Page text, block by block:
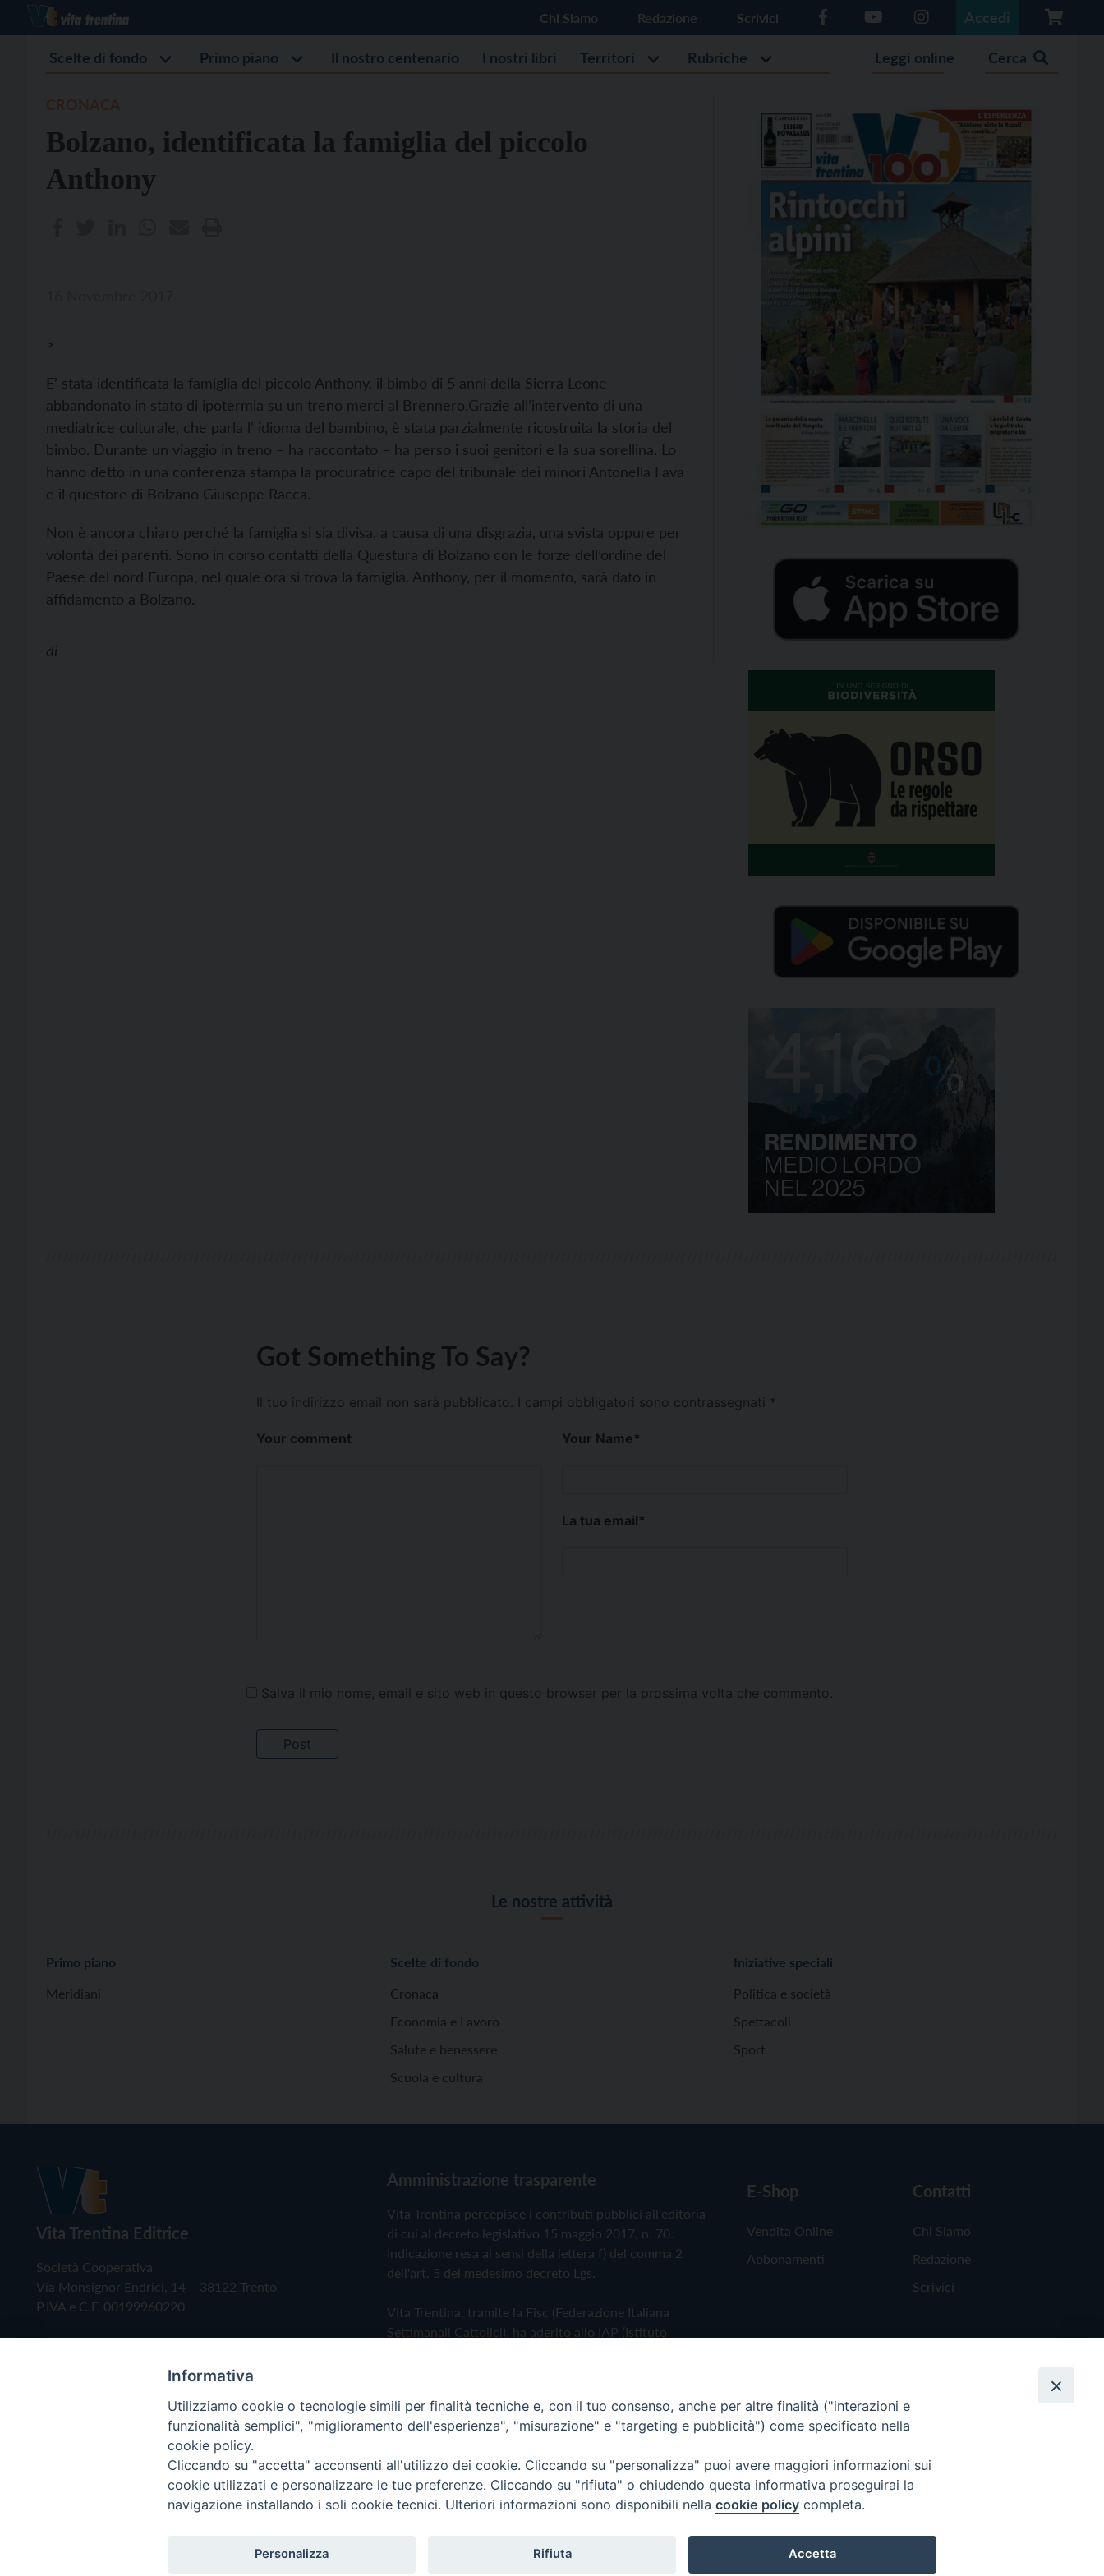
Chi Siamo Redazione Scrivici Accedi
Scelte di fondo Primo piano Il nostro centenario I nostri libri Territori Rubriche Leggi online Cerca
Bolzano, identificata la famiglia del piccolo
Anthony
>
E’ stata identificata la famiglia del piccolo Anthony, il bimbo di 5 anni della Sierra Leone
abbandonato in stato di ipotermia su un treno merci al Brennero.Grazie all’intervento di una
mediatrice culturale, che parla l’ idioma del bambino, è stata parzialmente ricostruita la storia del
bimbo. Durante un viaggio in treno – ha raccontato – ha perso i suoi genitori e la sua sorellina. Lo
hanno detto in una conferenza stampa la procuratrice capo del tribunale dei minori Antonella Fava
e il questore di Bolzano Giuseppe Racca.
Non è ancora chiaro perché la famiglia si sia divisa, a causa di una disgrazia, una svista oppure per
volontà dei parenti. Sono in corso contatti della Questura di Bolzano con le forze dell’ordine del
Paese del nord Europa, nel quale ora si trova la famiglia. Anthony, per il momento, sarà dato in
affidamento a Bolzano.
di
Got Something To Say?
Il tuo indirizzo email non sarà pubblicato. I campi obbligatori sono contrassegnati *
Your comment Your Name*
La tua email*
Salva il mio nome, email e sito web in questo browser per la prossima volta che commento.
Le nostre attività
Primo piano
Meridiani
Scelte di fondo
Cronaca
Economia e Lavoro
Salute e benessere
Scuola e cultura
Iniziative speciali
Politica e società
Spettacoli
Sport
Vita Trentina Editrice
Società Cooperativa
Via Monsignor Endrici, 14 – 38122 Trento
P.IVA e C.F. 00199960220
Amministrazione trasparente
Vita Trentina percepisce i contributi pubblici all'editoria
di cui al decreto legislativo 15 maggio 2017, n. 70.
Indicazione resa ai sensi della lettera f) del comma 2
dell'art. 5 del medesimo decreto Lgs.
Vita Trentina, tramite la Fisc (Federazione Italiana
Settimanali Cattolici), ha aderito allo IAP (Istituto
Privacy Policy Cookie Policy
E-Shop
Vendita Online
Abbonamenti
Contatti
Chi Siamo
Redazione
Scrivici
Copyright © 2019 - Tutti i diritti riservati - Vita Trentina Editrice
Informativa
Utilizziamo cookie o tecnologie simili per finalità tecniche e, con il tuo consenso, anche per altre finalità ("interazioni e
funzionalità semplici", "miglioramento dell'esperienza", "misurazione" e "targeting e pubblicità") come specificato nella
cookie policy.
Cliccando su "accetta" acconsenti all'utilizzo dei cookie. Cliccando su "personalizza" puoi avere maggiori informazioni sui
cookie utilizzati e personalizzare le tue preferenze. Cliccando su "rifiuta" o chiudendo questa informativa proseguirai la
navigazione installando i soli cookie tecnici. Ulteriori informazioni sono disponibili nella cookie policy completa.
Personalizza Rifiuta Accetta